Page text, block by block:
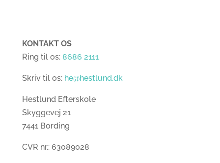
KONTAKT OS
Ring til os: 8686 2111
Skriv til os: he@hestlund.dk
Hestlund Efterskole
Skyggevej 21
7441 Bording
CVR nr.: 63089028